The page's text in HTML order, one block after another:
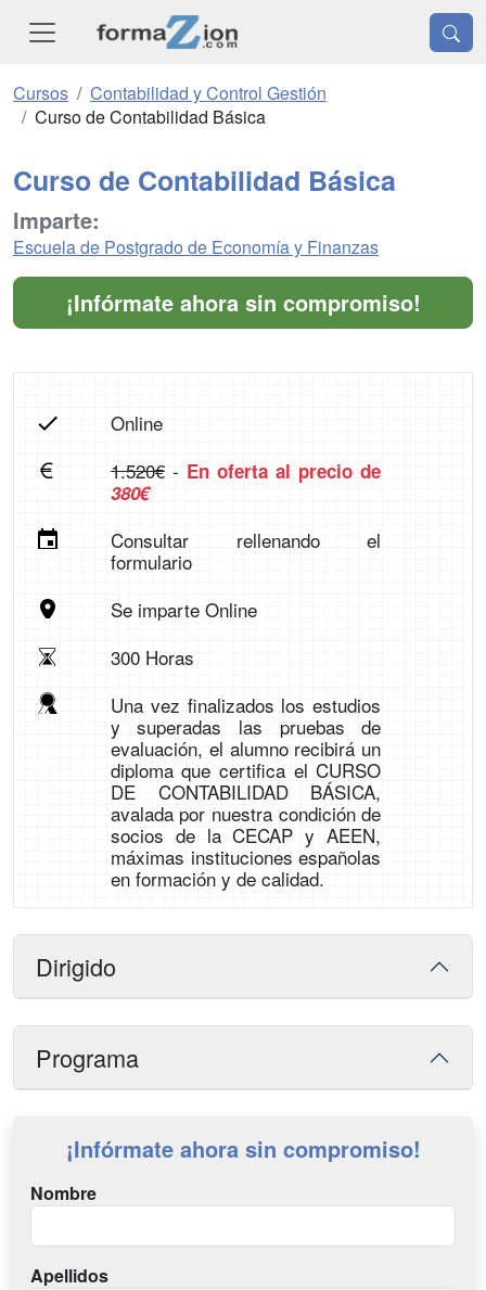
Cursos
Contabilidad y Control Gestión
Curso de Contabilidad Básica
Curso de Contabilidad Básica
Imparte:
Escuela de Postgrado de Economía y Finanzas
¡Infórmate ahora sin compromiso!
Online
1.520€- En oferta al precio de
380€
Consultar rellenando el
formulario
Se imparte Online
300 Horas
Una vez finalizados los estudios
y superadas las pruebas de
evaluación, el alumno recibirá un
diploma que certifica el CURSO
DE CONTABILIDAD BÁSICA,
avalada por nuestra condición de
socios de la CECAP y AEEN,
máximas instituciones españolas
en formación y de calidad.
Dirigido
Programa
¡Infórmate ahora sin compromiso!
Nombre
Apellidos